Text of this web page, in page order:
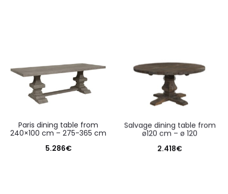
paris dining table from
240×100 cm – 275-365 cm
5.286€
salvage dining table from
ø120 cm – ø 120
2.418€